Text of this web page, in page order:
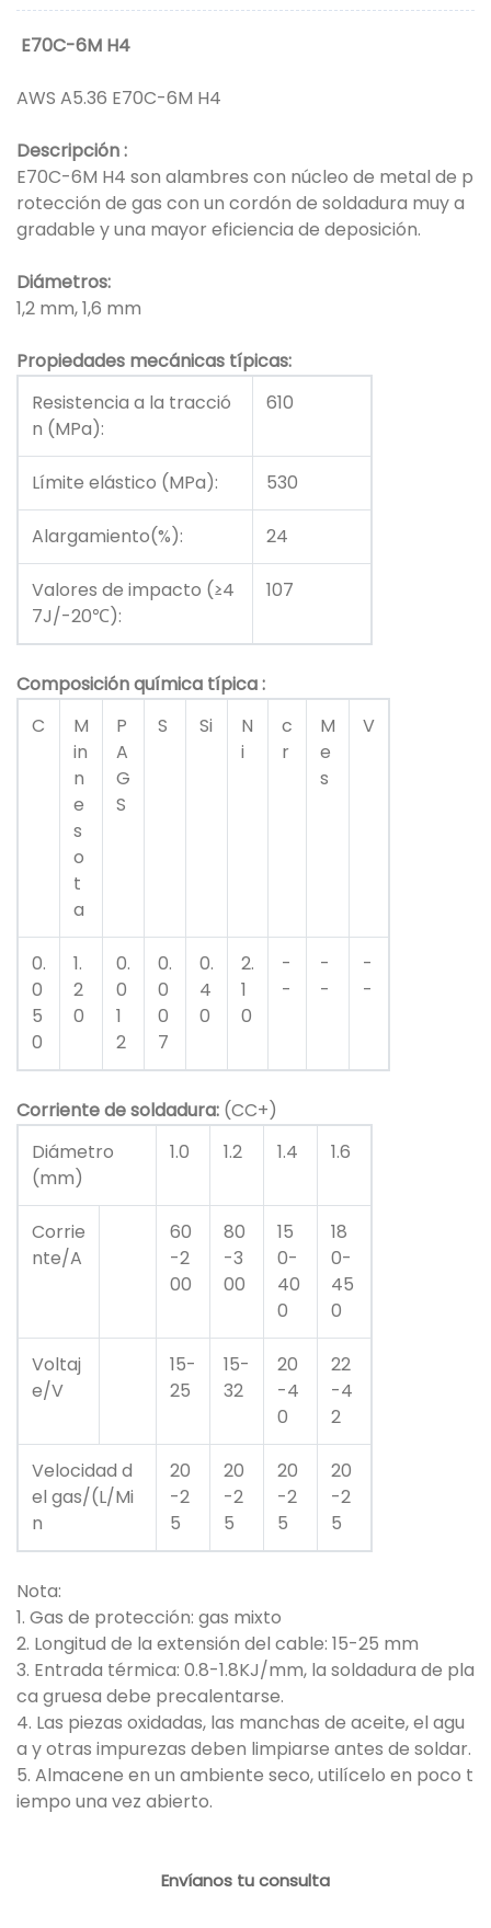
E70C-6M H4
AWS A5.36 E70C-6M H4
Descripción:
E70C-6M H4 son alambres con núcleo de metal de p
rotección de gas con un cordón de soldadura muy a
gradable y una mayor eficiencia de deposición.
Diámetros:
1,2 mm, 1,6 mm
Propiedades mecánicas típicas:
Resistencia a la tracció
n (MPa):
610
Límite elástico (MPa): 530
Alargamiento(%): 24
Valores de impacto (≥4
7J/-20℃):
107
Composición química típica:
C
M
in
n
e
s
o
t
a
P
A
G
S
S Si
N
i
c
r
M
e
s
V
0.
0
5
0
1.
2
0
0.
0
1
2
0.
0
0
7
0.
4
0
2.
1
0
-
-
-
-
-
-
Corriente de soldadura: (CC+)
Diámetro
(mm)
1.0 1.2 1.4 1.6
Corrie
nte/A
60
-2
00
80
-3
00
15
0-
40
0
18
0-
45
0
Voltaj
e/V
15-
25
15-
32
20
-4
0
22
-4
2
Velocidad d
el gas/(L/Mi
n
20
-2
5
20
-2
5
20
-2
5
20
-2
5
Nota:
1. Gas de protección: gas mixto
2. Longitud de la extensión del cable: 15-25 mm
3. Entrada térmica: 0.8-1.8KJ/mm, la soldadura de pla
ca gruesa debe precalentarse.
4. Las piezas oxidadas, las manchas de aceite, el agu
a y otras impurezas deben limpiarse antes de soldar.
5. Almacene en un ambiente seco, utilícelo en poco t
iempo una vez abierto.
Envíanos tu consulta